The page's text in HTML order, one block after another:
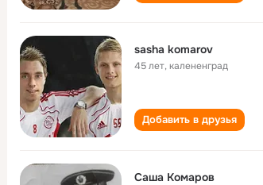
sasha komarov
45 лет,калененград
Добавить в друзья
Саша Комаров